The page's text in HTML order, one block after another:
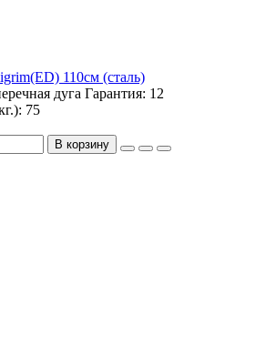
110см (сталь)
дуга Гарантия: 12
75
В корзину